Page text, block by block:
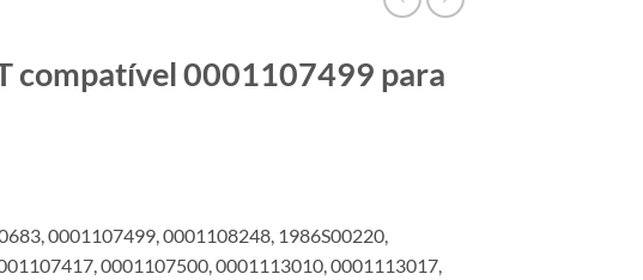
compatível 0001107499 para
0001107499, 0001108248, 1986S00220,
0001107500, 0001113010, 0001113017,